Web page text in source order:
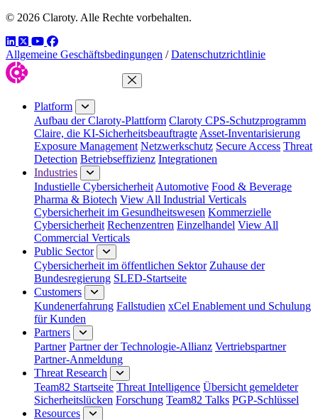
© 2026 Claroty. Alle Rechte vorbehalten.
LinkedIn
TwitterYouTube
Facebook
Allgemeine Geschäftsbedingungen / Datenschutzrichtlinie
Close Menu
Platform
Aufbau der Claroty-Plattform Claroty CPS-Schutzprogramm
Claire, die KI-Sicherheitsbeauftragte Asset-Inventarisierung
Exposure Management Netzwerkschutz Secure Access Threat
Detection Betriebseffizienz Integrationen
Industries
Industielle Cybersicherheit Automotive Food & Beverage
Pharma & Biotech View All Industrial Verticals
Cybersicherheit im Gesundheitswesen Kommerzielle
Cybersicherheit Rechenzentren Einzelhandel View All
Commercial Verticals
Public Sector
Cybersicherheit im öffentlichen Sektor Zuhause der
Bundesregierung SLED-Startseite
Customers
Kundenerfahrung Fallstudien xCel Enablement und Schulung
für Kunden
Partners
Partner Partner der Technologie-Allianz Vertriebspartner
Partner-Anmeldung
Threat Research
Team82 Startseite Threat Intelligence Übersicht gemeldeter
Sicherheitslücken Forschung Team82 Talks PGP-Schlüssel
Resources